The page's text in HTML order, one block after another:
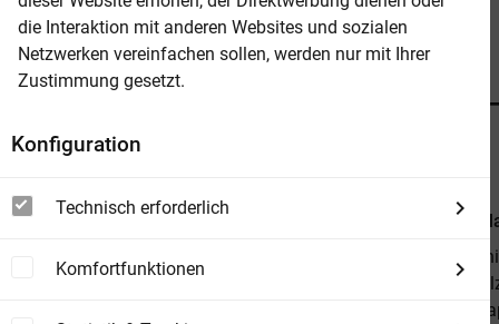
beam Belletristik Belletristik allgemein
Beam Shop
Der Schmetterlingsgarten
Eine Kurzgeschichte
Marie
Die
die Stadt
die Interaktion mit anderen Websites und sozialen
Netzwerken vereinfachen sollen, werden nur mit Ihrer
Zustimmung gesetzt.
Konfiguration
Technisch erforderlich
Komfortfunktionen